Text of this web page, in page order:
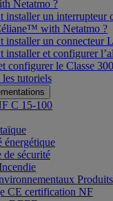
Netatmo ?
installer un interrupteur
with Netatmo ?
installer un connecteur
installer et configurer
configurer le Classe
tutoriels
C 15-100
énergétique
de sécurité
CE certification NF